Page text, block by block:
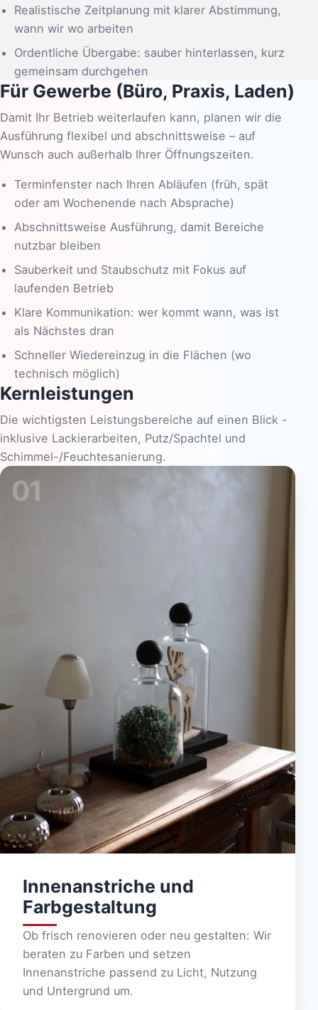
Realistische Zeitplanung mit klarer Abstimmung,
wann wir wo arbeiten
Ordentliche Übergabe: sauber hinterlassen, kurz
gemeinsam durchgehen
Für Gewerbe (Büro, Praxis, Laden)
Damit Ihr Betrieb weiterlaufen kann, planen wir die
Ausführung flexibel und abschnittsweise – auf
Wunsch auch außerhalb Ihrer Öffnungszeiten.
Terminfenster nach Ihren Abläufen (früh, spät
oder am Wochenende nach Absprache)
Abschnittsweise Ausführung, damit Bereiche
nutzbar bleiben
Sauberkeit und Staubschutz mit Fokus auf
laufenden Betrieb
Klare Kommunikation: wer kommt wann, was ist
als Nächstes dran
Schneller Wiedereinzug in die Flächen (wo
technisch möglich)
Kernleistungen
Die wichtigsten Leistungsbereiche auf einen Blick -
inklusive Lackierarbeiten, Putz/Spachtel und
Schimmel-/Feuchtesanierung.
01
Innenanstriche und
Farbgestaltung
Ob frisch renovieren oder neu gestalten: Wir
beraten zu Farben und setzen
Innenanstriche passend zu Licht, Nutzung
und Untergrund um.